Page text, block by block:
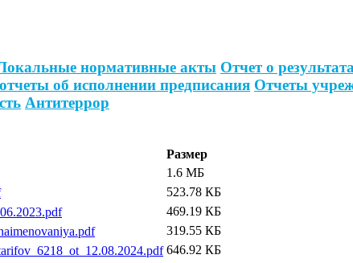
нормативные акты Отчет о
об исполнении предписания Отчеты
Антитеррор
Размер
1.6 МБ
523.78 КБ
469.19 КБ
319.55 КБ
646.92 КБ